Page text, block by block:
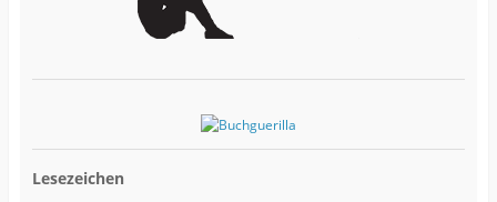
Lesezeichen